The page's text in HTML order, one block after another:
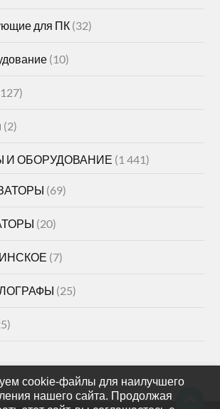
для ПК (32)
(10)
(2)
И ОБОРУДОВАНИЕ (1 441)
(69)
(20)
(7)
(25)
cookie-файлы для наилучшего
нашего сайта. Продолжая